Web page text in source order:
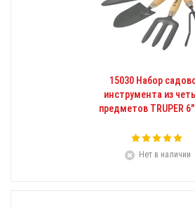
15030 Набор
инструмента из
предметов TRUPER
Нет в наличии